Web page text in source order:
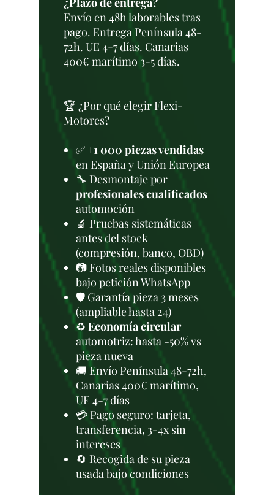
Envío en 48h laborables tras
pago. Entrega Península 48-
72h. UE 4-7 días. Canarias
400€ marítimo 3-5 días.
🏆 ¿Por qué elegir Flexi-
Motores?
✅+1 000 piezas vendidas
en España y Unión Europea
🔧 Desmontaje por
profesionales cualificados
automoción
🔬 Pruebas sistemáticas
antes del stock
(compresión, banco, OBD)
📷 Fotos reales disponibles
bajo petición WhatsApp
🛡️ Garantía pieza 3 meses
(ampliable hasta 24)
♻️ Economía circular
automotriz: hasta -50% vs
pieza nueva
🚚 Envío Península 48-72h,
Canarias 400€ marítimo,
UE 4-7 días
💳 Pago seguro: tarjeta,
transferencia, 3-4x sin
intereses
🔄 Recogida de su pieza
usada bajo condiciones